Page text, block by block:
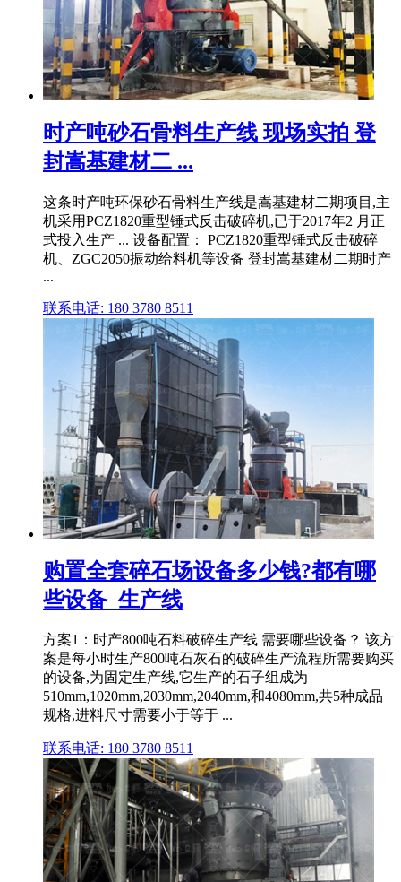
时产吨砂石骨料生产线 现场实拍 登
封嵩基建材二 ...
这条时产吨环保砂石骨料生产线是嵩基建材二期项目,主
机采用PCZ1820重型锤式反击破碎机,已于2017年2 月正
式投入生产 ... 设备配置： PCZ1820重型锤式反击破碎
机、ZGC2050振动给料机等设备 登封嵩基建材二期时产
...
联系电话: 180 3780 8511
购置全套碎石场设备多少钱?都有哪
些设备_生产线
方案1：时产800吨石料破碎生产线 需要哪些设备？ 该方
案是每小时生产800吨石灰石的破碎生产流程所需要购买
的设备,为固定生产线,它生产的石子组成为
510mm,1020mm,2030mm,2040mm,和4080mm,共5种成品
规格,进料尺寸需要小于等于 ...
联系电话: 180 3780 8511